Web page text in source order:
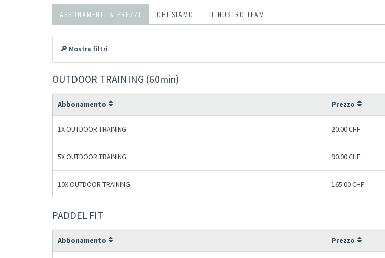
ABBONAMENTI & PREZZI CHI SIAMO IL NOSTRO TEAM
🔎 Mostra filtri
OUTDOOR TRAINING (60min)
Abbonamento Prezzo
1X OUTDOOR TRAINING 20.00 CHF
5X OUTDOOR TRAINING 90.00 CHF
10X OUTDOOR TRAINING 165.00 CHF
PADDEL FIT
Abbonamento Prezzo